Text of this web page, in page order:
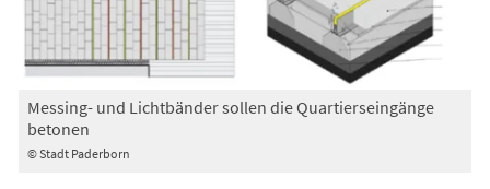
© Stadt Paderborn
Messing- und Lichtbänder sollen die Quartierseingänge
betonen